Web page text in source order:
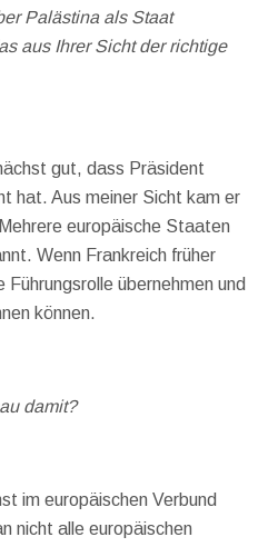
Palästina als Staat
aus Ihrer Sicht der richtige
gut, dass Präsident
hat. Aus meiner Sicht kam er
europäische Staaten
Wenn Frankreich früher
übernehmen und
können.
damit?
im europäischen Verbund
nicht alle europäischen